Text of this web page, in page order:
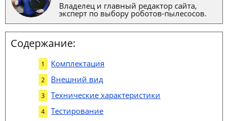
Владелец и главный редактор сайта,
эксперт по выбору роботов-пылесосов.
Содержание:
Комплектация
Внешний вид
Технические характеристики
Тестирование